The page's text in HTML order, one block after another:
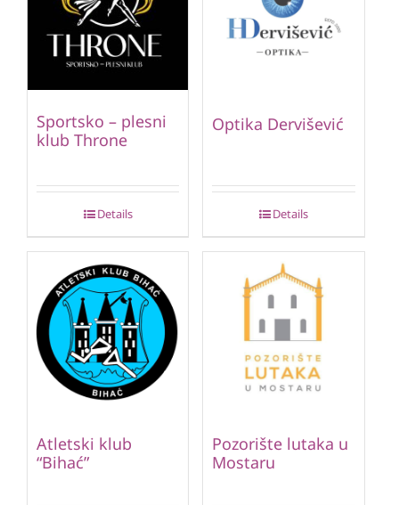
Sportsko – plesni
klub Throne
Details
Optika Dervišević
Details
Atletski klub
“Bihać”
Pozorište lutaka u
Mostaru